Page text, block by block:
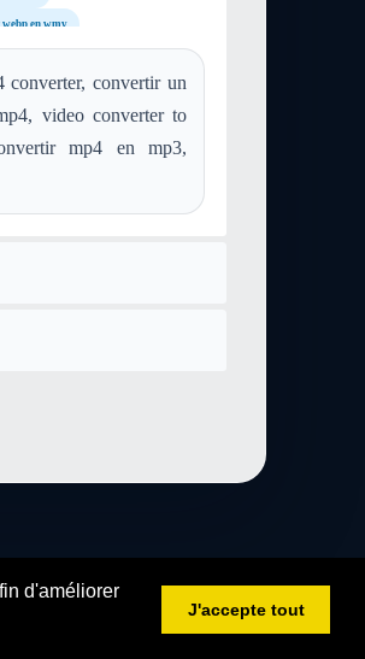
d'améliorer
J'accepte tout
en wmv
convertir un
video converter to
mp4 en mp3,